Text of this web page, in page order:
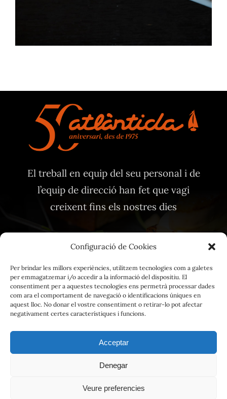
Configuració de Cookies
Per brindar les millors experiències, utilitzem tecnologies com a galetes
per emmagatzemar i/o accedir a la informació del dispositiu. El
consentiment per a aquestes tecnologies ens permetrà processar dades
com ara el comportament de navegació o identificacions úniques en
aquest lloc. No donar el vostre consentiment o retirar-lo pot afectar
negativament certes característiques i funcions.
Acceptar
Denegar
Veure preferencies
El treball en equip del seu personal i de
l’equip de direcció han fet que vagi
creixent fins els nostres dies
Avis Legal
Política de privacitat
Política de cookies
Grup Atlàntida Restaurants|Atlàntida Vilassar de Mar